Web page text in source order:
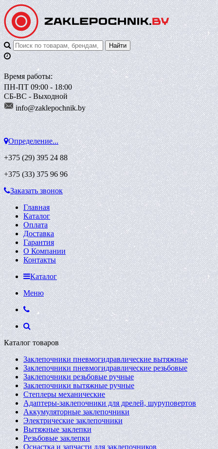
Время работы:
ПН-ПТ 09:00 - 18:00
СБ-ВС - Выходной
info@zaklepochnik.by
Определение...
+375 (29)395 24 88
+375 (33)375 96 96
Заказать звонок
Главная
Каталог
Оплата
Доставка
Гарантия
О Компании
Контакты
Каталог
Меню
Каталог товаров
Заклепочники пневмогидравлические вытяжные
Заклепочники пневмогидравлические резьбовые
Заклепочники резьбовые ручные
Заклепочники вытяжные ручные
Степлеры механические
Адаптеры-заклепочники для дрелей, шуруповертов
Аккумуляторные заклепочники
Электрические заклепочники
Вытяжные заклепки
Резьбовые заклепки
Оснастка и запчасти для заклепочников